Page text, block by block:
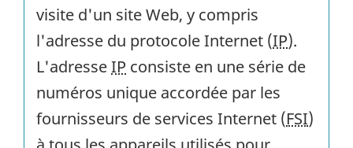
visite d'un site Web, y compris
l'adresse du protocole Internet (IP).
L'adresseIP consiste en une série de
numéros unique accordée par les
fournisseurs de services Internet (FSI)